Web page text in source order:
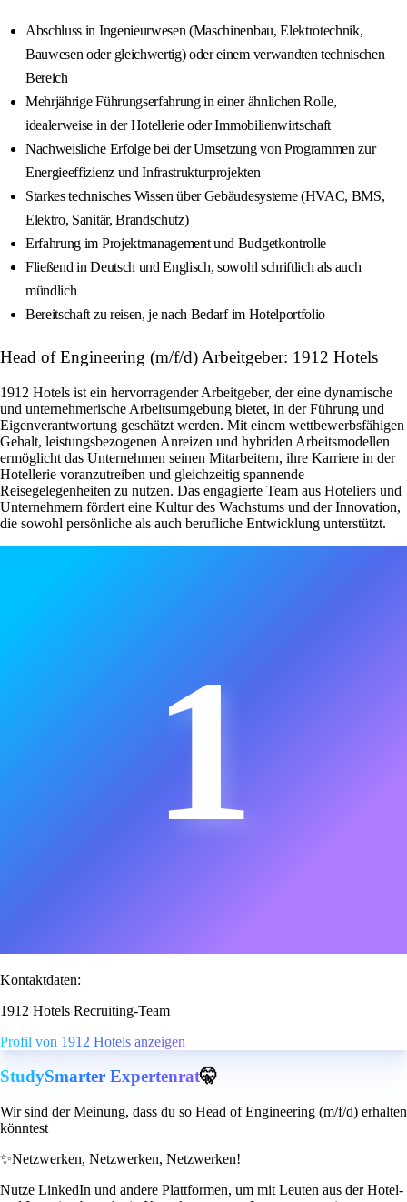
Abschluss in Ingenieurwesen (Maschinenbau, Elektrotechnik,
Bauwesen oder gleichwertig) oder einem verwandten technischen
Bereich
Mehrjährige Führungserfahrung in einer ähnlichen Rolle,
idealerweise in der Hotellerie oder Immobilienwirtschaft
Nachweisliche Erfolge bei der Umsetzung von Programmen zur
Energieeffizienz und Infrastrukturprojekten
Starkes technisches Wissen über Gebäudesysteme (HVAC, BMS,
Elektro, Sanitär, Brandschutz)
Erfahrung im Projektmanagement und Budgetkontrolle
Fließend in Deutsch und Englisch, sowohl schriftlich als auch
mündlich
Bereitschaft zu reisen, je nach Bedarf im Hotelportfolio
Head of Engineering (m/f/d) Arbeitgeber: 1912 Hotels
1912 Hotels ist ein hervorragender Arbeitgeber, der eine dynamische
und unternehmerische Arbeitsumgebung bietet, in der Führung und
Eigenverantwortung geschätzt werden. Mit einem wettbewerbsfähigen
Gehalt, leistungsbezogenen Anreizen und hybriden Arbeitsmodellen
ermöglicht das Unternehmen seinen Mitarbeitern, ihre Karriere in der
Hotellerie voranzutreiben und gleichzeitig spannende
Reisegelegenheiten zu nutzen. Das engagierte Team aus Hoteliers und
Unternehmern fördert eine Kultur des Wachstums und der Innovation,
die sowohl persönliche als auch berufliche Entwicklung unterstützt.
1
Kontaktdaten:
1912 Hotels Recruiting-Team
Profil von 1912 Hotels anzeigen
StudySmarter Expertenrat🤫
Wir sind der Meinung, dass du so Head of Engineering (m/f/d) erhalten
könntest
✨Netzwerken, Netzwerken, Netzwerken!
Nutze LinkedIn und andere Plattformen, um mit Leuten aus der Hotel-